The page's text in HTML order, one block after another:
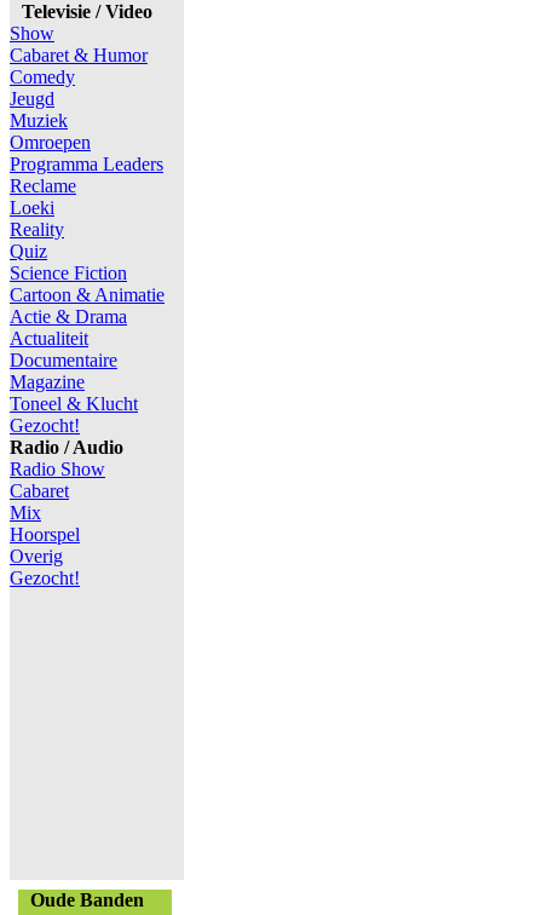
Televisie / Video
Show
Cabaret & Humor
Comedy
Jeugd
Muziek
Omroepen
Programma Leaders
Reclame
Loeki
Reality
Quiz
Science Fiction
Cartoon & Animatie
Actie & Drama
Actualiteit
Documentaire
Magazine
Toneel & Klucht
Gezocht!
Radio / Audio
Radio Show
Cabaret
Mix
Hoorspel
Overig
Gezocht!
Oude Banden